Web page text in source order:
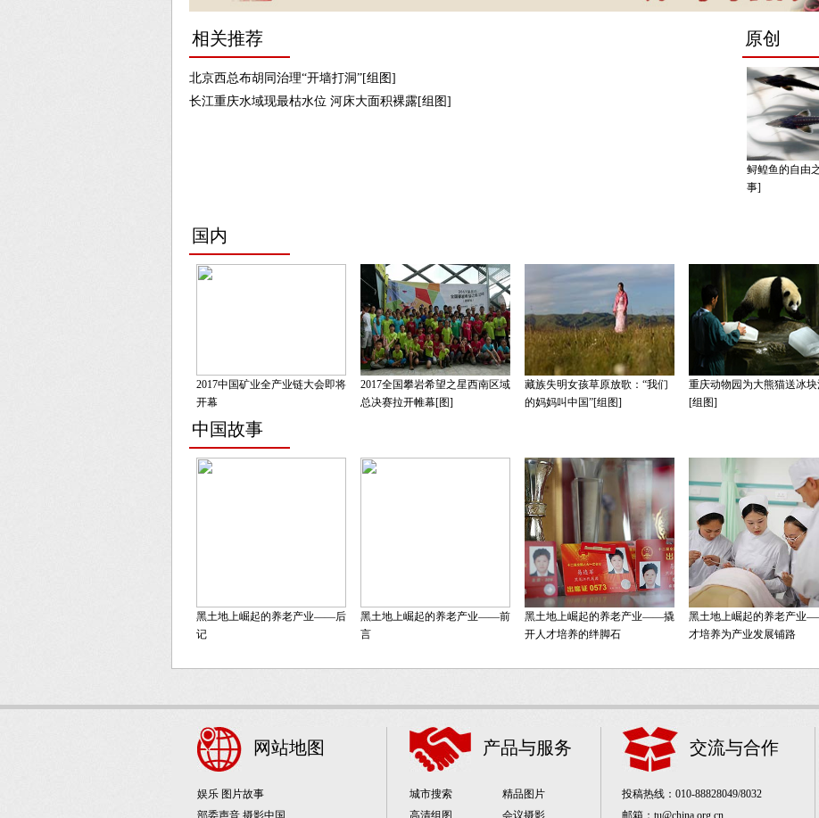
相关推荐
北京西总布胡同治理“开墙打洞”[组图]
长江重庆水域现最枯水位 河床大面积裸露[组图]